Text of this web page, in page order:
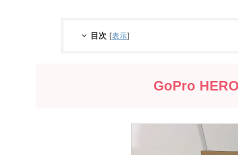
目次 [表示]
GoPro